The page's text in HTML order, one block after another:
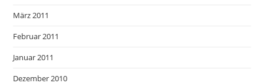
März 2011
Februar 2011
Januar 2011
Dezember 2010